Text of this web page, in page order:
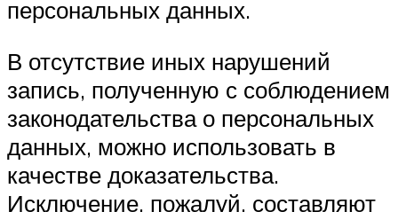
персональных данных.
В отсутствие иных нарушений
запись, полученную с соблюдением
законодательства о персональных
данных, можно использовать в
качестве доказательства.
Исключение, пожалуй, составляют